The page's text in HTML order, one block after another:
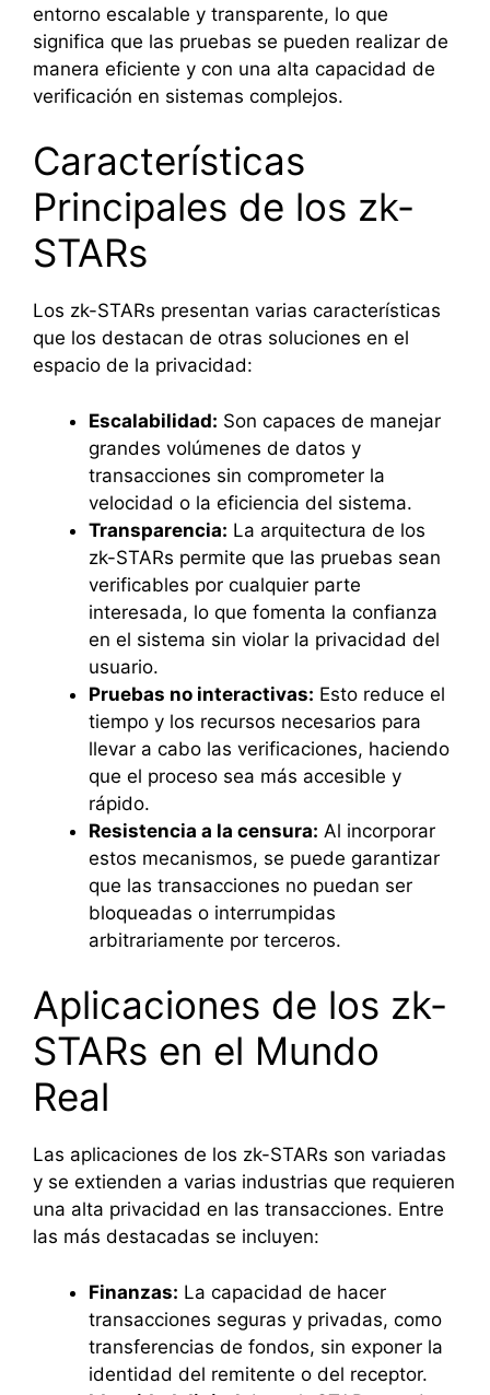
entorno escalable y transparente, lo que
significa que las pruebas se pueden realizar de
manera eficiente y con una alta capacidad de
verificación en sistemas complejos.
Características
Principales de los zk-
STARs
Los zk-STARs presentan varias características
que los destacan de otras soluciones en el
espacio de la privacidad:
Escalabilidad: Son capaces de manejar
grandes volúmenes de datos y
transacciones sin comprometer la
velocidad o la eficiencia del sistema.
Transparencia: La arquitectura de los
zk-STARs permite que las pruebas sean
verificables por cualquier parte
interesada, lo que fomenta la confianza
en el sistema sin violar la privacidad del
usuario.
Pruebas no interactivas: Esto reduce el
tiempo y los recursos necesarios para
llevar a cabo las verificaciones, haciendo
que el proceso sea más accesible y
rápido.
Resistencia a la censura: Al incorporar
estos mecanismos, se puede garantizar
que las transacciones no puedan ser
bloqueadas o interrumpidas
arbitrariamente por terceros.
Aplicaciones de los zk-
STARs en el Mundo
Real
Las aplicaciones de los zk-STARs son variadas
y se extienden a varias industrias que requieren
una alta privacidad en las transacciones. Entre
las más destacadas se incluyen:
Finanzas: La capacidad de hacer
transacciones seguras y privadas, como
transferencias de fondos, sin exponer la
identidad del remitente o del receptor.